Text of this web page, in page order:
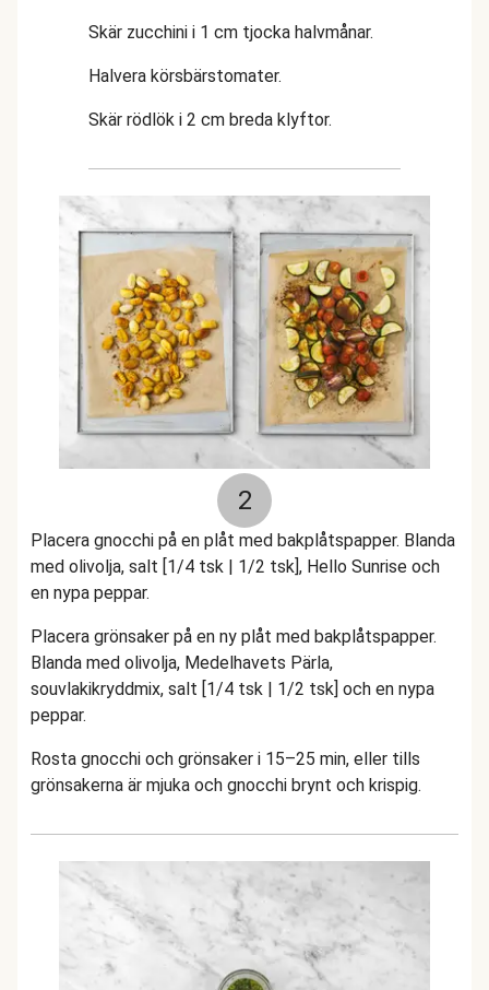
Skär zucchini i 1 cm tjocka halvmånar.
Halvera körsbärstomater.
Skär rödlök i 2 cm breda klyftor.
2
Placera gnocchi på en plåt med bakplåtspapper. Blanda
med olivolja, salt [1/4 tsk | 1/2 tsk], Hello Sunrise och
en nypa peppar.
Placera grönsaker på en ny plåt med bakplåtspapper.
Blanda med olivolja, Medelhavets Pärla,
souvlakikryddmix, salt [1/4 tsk | 1/2 tsk] och en nypa
peppar.
Rosta gnocchi och grönsaker i 15–25 min, eller tills
grönsakerna är mjuka och gnocchi brynt och krispig.